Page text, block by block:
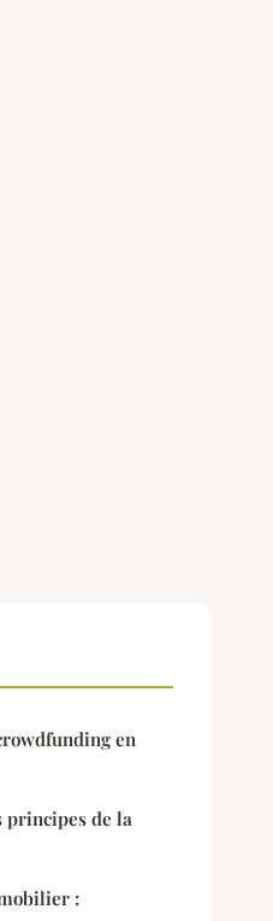
en
de la
: